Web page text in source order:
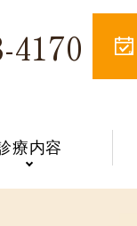
4170
療内容